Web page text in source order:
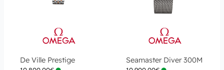
De Ville Prestige Seamaster Diver 300M